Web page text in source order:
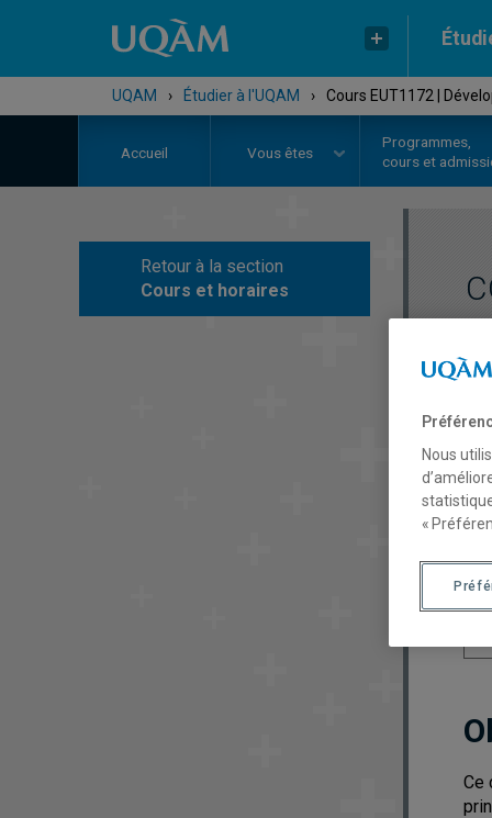
UQAM › Étudier à l'UQAM › Cours EUT1172 |
Accueil Vous êtes
Programmes,
cours et
Retour à la section
Cours et horaires
Ce
Nous
«